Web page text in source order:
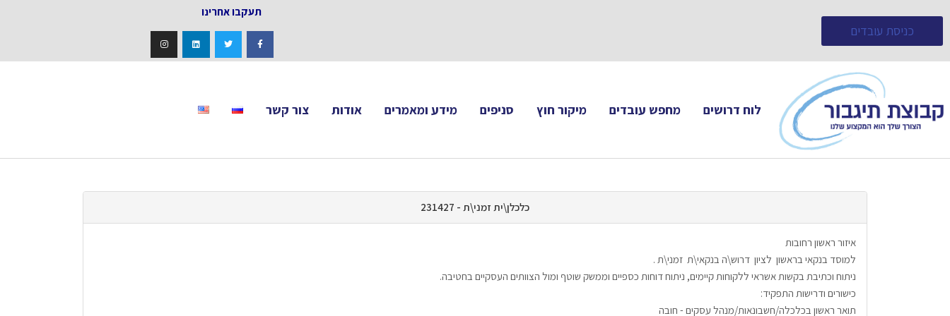
כניסת עובדים
תעקבו אחרינו
לוח דרושים מחפש עובדים מיקור חוץ סניפים מידע ומאמרים אודות צור קשר
כלכלן\ית זמני\ת - 231427
איזור ראשון רחובות
למוסד בנקאי בראשון  לציון  דרוש\ה בנקאי\ת  זמני\ת .
ניתוח וכתיבת בקשות אשראי ללקוחות קיימים, ניתוח דוחות כספיים וממשק שוטף ומול הצוותים העסקיים בחטיבה.
כישורים ודרישות התפקיד:
תואר ראשון בכלכלה/חשבונאות/מנהל עסקים - חובה